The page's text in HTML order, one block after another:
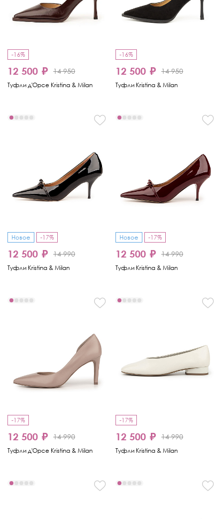
-16%
12 500 ₽ 14 950
Туфли д'Орсе Kristina & Milan
-16%
12 500 ₽ 14 950
Туфли Kristina & Milan
Новое -17%
12 500 ₽ 14 990
Туфли Kristina & Milan
Новое -17%
12 500 ₽ 14 990
Туфли Kristina & Milan
-17%
12 500 ₽ 14 990
Туфли д'Орсе Kristina & Milan
-17%
12 500 ₽ 14 990
Туфли Kristina & Milan